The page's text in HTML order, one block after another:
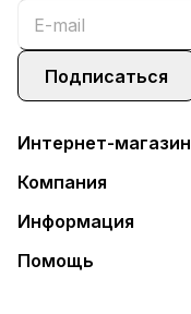
Подписаться
Интернет-магазин
Компания
Информация
Помощь